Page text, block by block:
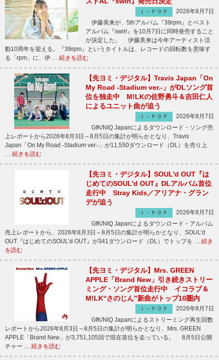
Ｊ－ＰＯＰ
2026年8月7日
伊藤美来が、5thアルバム『39rpm』とベスト
アルバム『swirl』を10月7日に同時発売すること
が決定した。 伊藤美来は今年アーティスト活
動10周年を迎える。『39rpm』というタイトルは、レコードの回転数を意味す
る「rpm」に、伊 … 続きを読む
【先ヨミ・デジタル】Travis Japan「On
My Road -Stadium ver.-」がDLソング首
位を独走中 M!LKの佐野勇斗＆吉田仁人
によるユニット曲が追う
Ｊ－ＰＯＰ
2026年8月7日
GfK/NIQ Japanによるダウンロード・ソング売
上レポートから2026年8月3日～8月5日の集計が明らかとなり、Travis
Japan「On My Road -Stadium ver.-」が11,550ダウンロード（DL）を売り上
… 続きを読む
【先ヨミ・デジタル】SOUL'd OUT『は
じめてのSOUL'd OUT』DLアルバム首位
走行中 Stray Kids／アリアナ・グラン
デが追う
Ｊ－ＰＯＰ
2026年8月7日
GfK/NIQ Japanによるダウンロード・アルバム
売上レポートから、2026年8月3日～8月5日の集計が明らかとなり、SOUL’d
OUT『はじめてのSOUL’d OUT』が341ダウンロード（DL）でトップを … 続き
を読む
【先ヨミ・デジタル】Mrs. GREEN
APPLE「Brand New」引き続きストリー
ミング・ソング首位走行中 イコラブ＆
M!LK“さのじん”新曲がトップ10圏内
Ｊ－ＰＯＰ
2026年8月7日
GfK/NIQ Japanによるストリーミング再生回数
レポートから2026年8月3日～8月5日の集計が明らかとなり、Mrs. GREEN
APPLE「Brand New」が3,751,105回で現在首位を走っている。 8月5日公開
チャー … 続きを読む